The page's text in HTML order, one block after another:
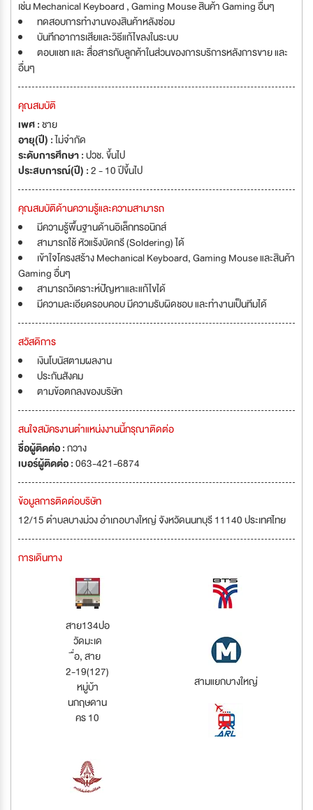
เช่น Mechanical Keyboard , Gaming Mouse สินค้า Gaming อื่นๆ
ทดสอบการทำงานของสินค้าหลังซ่อม
บันทึกอาการเสียและวิธีแก้ไขลงในระบบ
ตอบแชท และ สื่อสารกับลูกค้าในส่วนของการบริการหลังการขาย และ
อื่นๆ
คุณสมบัติ
เพศ :ชาย
อายุ(ปี) :ไม่จำกัด
ระดับการศึกษา :ปวช. ขึ้นไป
ประสบการณ์(ปี) :2 - 10 ปีขึ้นไป
คุณสมบัติด้านความรู้และความสามารถ
มีความรู้พื้นฐานด้านอิเล็กทรอนิกส์
สามารถใช้ หัวแร้งบัดกรี (Soldering) ได้
เข้าใจโครงสร้าง Mechanical Keyboard, Gaming Mouse และสินค้า
Gaming อื่นๆ
สามารถวิเคราะห์ปัญหาและแก้ไขได้
มีความละเอียดรอบคอบ มีความรับผิดชอบ และทำงานเป็นทีมได้
สวัสดิการ
เงินโบนัสตามผลงาน
ประกันสังคม
ตามข้อตกลงของบริษัท
สนใจสมัครงานตำแหน่งงานนี้กรุณาติดต่อ
ชื่อผู้ติดต่อ :กวาง
เบอร์ผู้ติดต่อ :063-421-6874
ข้อมูลการติดต่อบริษัท
12/15 ตำบลบางม่วง อำเภอบางใหญ่ จังหวัดนนทบุรี 11140 ประเทศไทย
การเดินทาง
สาย134ปอ
วัดมะเด
ื่อ, สาย
2-19(127)
หมู่บ้า
นกฤษดาน
คร 10
สามแยกบางใหญ่